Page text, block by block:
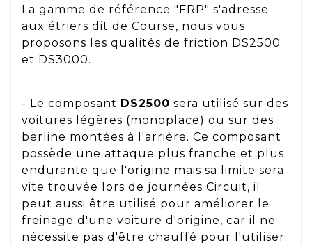
La gamme de référence "FRP" s'adresse
aux étriers dit de Course, nous vous
proposons les qualités de friction DS2500
et DS3000.
- Le composant DS2500 sera utilisé sur des
voitures légères (monoplace) ou sur des
berline montées à l'arrière. Ce composant
possède une attaque plus franche et plus
endurante que l'origine mais sa limite sera
vite trouvée lors de journées Circuit, il
peut aussi être utilisé pour améliorer le
freinage d'une voiture d'origine, car il ne
nécessite pas d'être chauffé pour l'utiliser.